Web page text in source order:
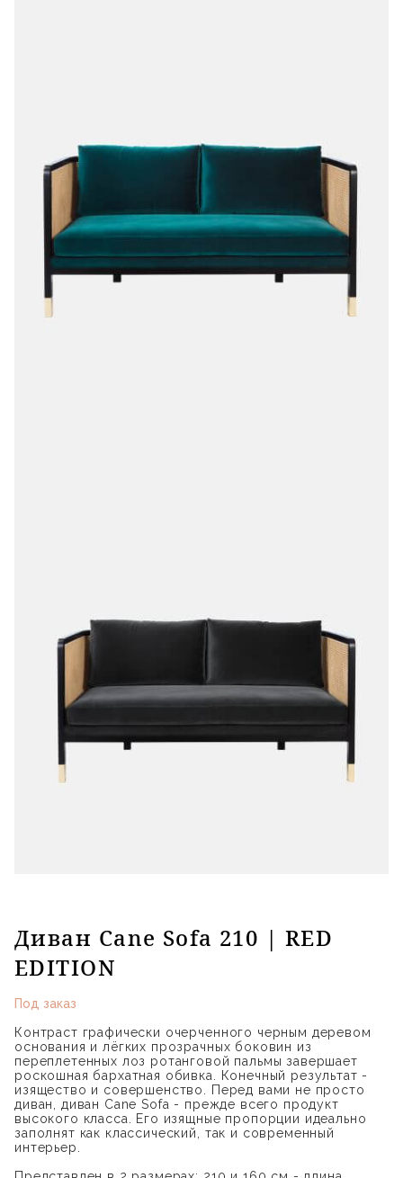
Диван Cane Sofa 210 | RED
EDITION
Под заказ
Контраст графически очерченного черным деревом
основания и лёгких прозрачных боковин из
переплетенных лоз ротанговой пальмы завершает
роскошная бархатная обивка. Конечный результат -
изящество и совершенство. Перед вами не просто
диван, диван Cane Sofa - прежде всего продукт
высокого класса. Его изящные пропорции идеально
заполнят как классический, так и современный
интерьер.